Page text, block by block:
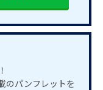
のパンフレットを